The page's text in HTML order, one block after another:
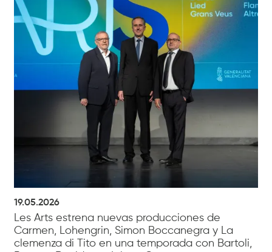
19.05.2026
Les Arts estrena nuevas producciones de
Carmen, Lohengrin, Simon Boccanegra y La
clemenza di Tito en una temporada con Bartoli,